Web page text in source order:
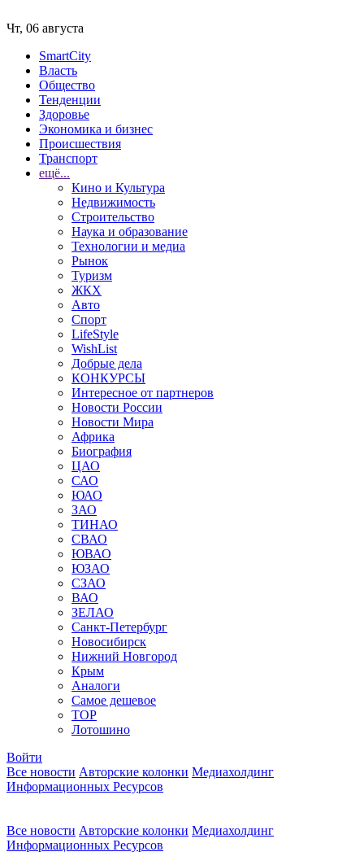
Чт, 06 августа
SmartCity
Власть
Общество
Тенденции
Здоровье
Экономика и бизнес
Происшествия
Транспорт
ещё...
Кино и Культура
Недвижимость
Строительство
Наука и образование
Технологии и медиа
Рынок
Туризм
ЖКХ
Авто
Спорт
LifeStyle
WishList
Добрые дела
КОНКУРСЫ
Интересное от партнеров
Новости России
Новости Мира
Африка
Биография
ЦАО
САО
ЮАО
ЗАО
ТИНАО
СВАО
ЮВАО
ЮЗАО
СЗАО
ВАО
ЗЕЛАО
Санкт-Петербург
Новосибирск
Нижний Новгород
Крым
Аналоги
Самое дешевое
TOP
Лотошино
Войти
Все новости Авторские колонки Медиахолдинг
Информационных Ресурсов
Все новости Авторские колонки Медиахолдинг
Информационных Ресурсов